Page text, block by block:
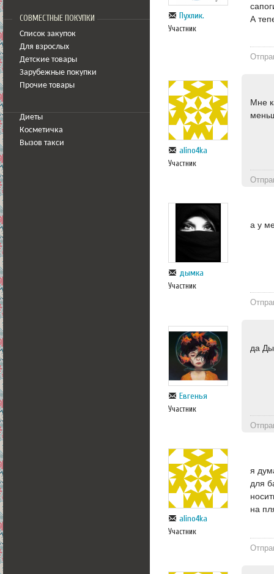
СОВМЕСТНЫЕ ПОКУПКИ
Список закупок
Для взрослых
Детские товары
Зарубежные покупки
Прочие товары
Диеты
Косметичка
Вызов такси
Пухлик.
Участник
А
alino4ka
Участник
Мне
дымка
Участник
а у
Евгенья
Участник
да
alino4ka
Участник
я
для
на